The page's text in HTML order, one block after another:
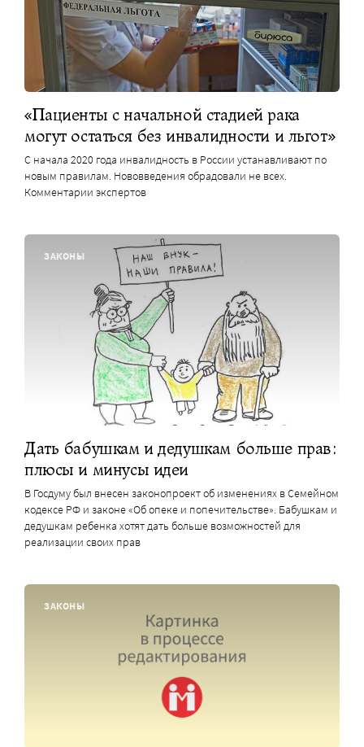
«Пациенты с начальной стадией рака
могут остаться без инвалидности и льгот»
С начала 2020 года инвалидность в России устанавливают по
новым правилам. Нововведения обрадовали не всех.
Комментарии экспертов
ЗАКОНЫ
Дать бабушкам и дедушкам больше прав:
плюсы и минусы идеи
В Госдуму был внесен законопроект об изменениях в Семейном
кодексе РФ и законе «Об опеке и попечительстве». Бабушкам и
дедушкам ребенка хотят дать больше возможностей для
реализации своих прав
ЗАКОНЫ